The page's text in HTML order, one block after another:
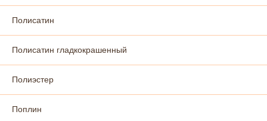
Полисатин
Полисатин гладкокрашенный
Полиэстер
Поплин